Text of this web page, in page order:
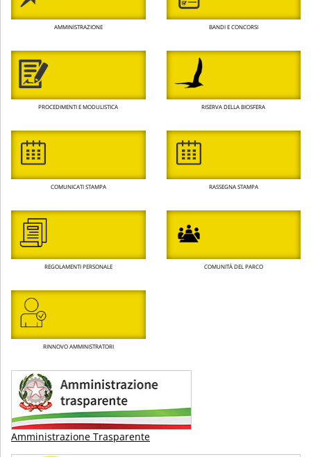
AMMINISTRAZIONE BANDI E CONCORSI
PROCEDIMENTI E MODULISTICA RISERVA DELLA BIOSFERA
COMUNICATI STAMPA RASSEGNA STAMPA
REGOLAMENTI PERSONALE COMUNITÀ DEL PARCO
RINNOVO AMMINISTRATORI
Amministrazione Trasparente